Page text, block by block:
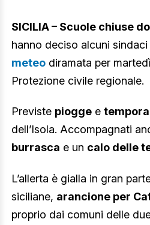
SICILIA – Scuole chiuse
hanno deciso alcuni sindaci
meteo diramata per
Protezione civile regionale.
Previste piogge e
dell’Isola. Accompagnati
burrasca e un calo delle
L’allerta è gialla in gran
siciliane, arancione per
proprio dai comuni delle